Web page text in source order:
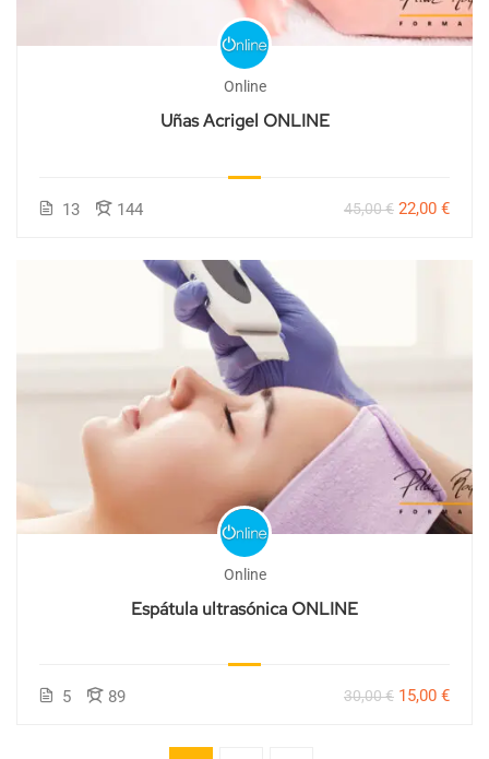
Online
Uñas Acrigel ONLINE
13 144 45,00 € 22,00 €
Online
Espátula ultrasónica ONLINE
5 89 30,00 € 15,00 €